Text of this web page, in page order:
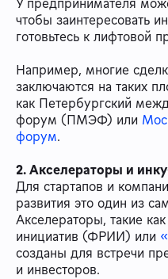
чтобы заинтересовать
готовьтесь к лифтовой
Например, многие
заключаются на таких
как Петербургский
форум (ПМЭФ) или
форум.
2. Акселераторы и
Для стартапов и
развития это один из
Акселераторы, такие
инициатив (ФРИИ) или
созданы для встречи
и инвесторов.